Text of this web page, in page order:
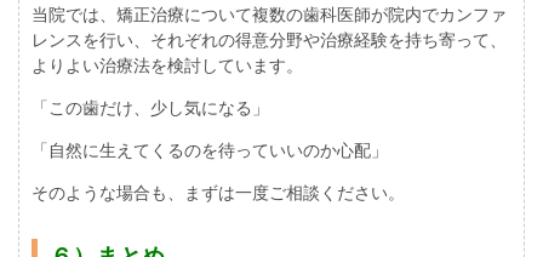
当院では、矯正治療について複数の歯科医師が院内でカンファ
レンスを行い、それぞれの得意分野や治療経験を持ち寄って、
よりよい治療法を検討しています。
「この歯だけ、少し気になる」
「自然に生えてくるのを待っていいのか心配」
そのような場合も、まずは一度ご相談ください。